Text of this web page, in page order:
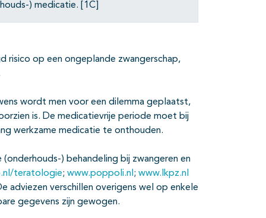
) medicatie. [1C]
risico op een ongeplande zwangerschap,
wordt men voor een dilemma geplaatst,
is. De medicatievrije periode moet bij
werkzame medicatie te onthouden.
) behandeling bij zwangeren en
teratologie; www.poppoli.nl; www.lkpz.nl
adviezen verschillen overigens wel op enkele
gegevens zijn gewogen.